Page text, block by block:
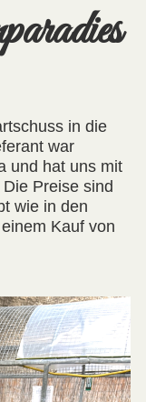
in die
war
und hat uns mit
Preise sind
wie in den
Kauf von